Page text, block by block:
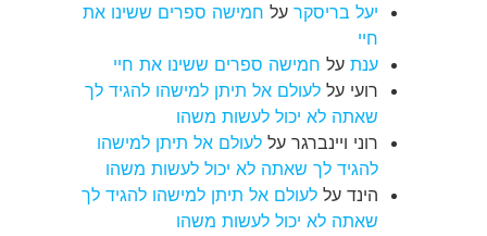
יעל בריסקר על חמישה ספרים ששינו את
חיי
ענת על חמישה ספרים ששינו את חיי
רועי על לעולם אל תיתן למישהו להגיד לך
שאתה לא יכול לעשות משהו
רוני ויינברגר על לעולם אל תיתן למישהו
להגיד לך שאתה לא יכול לעשות משהו
הינד על לעולם אל תיתן למישהו להגיד לך
שאתה לא יכול לעשות משהו